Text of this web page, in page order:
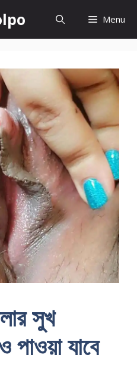
Menu
সুখ
পাওয়া যাবে